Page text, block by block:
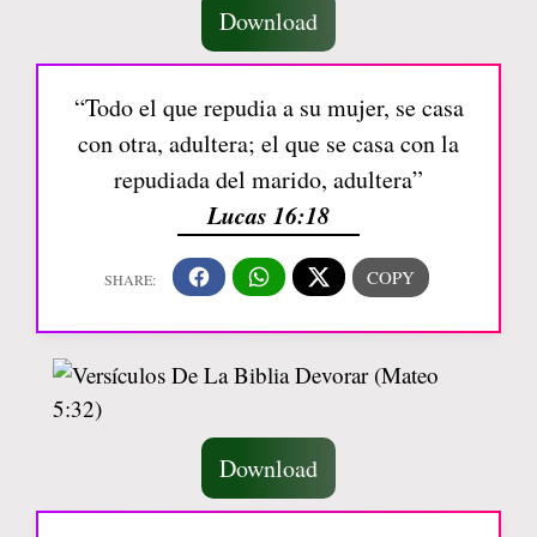
Download
“Todo el que repudia a su mujer, se casa
con otra, adultera; el que se casa con la
repudiada del marido, adultera”
Lucas 16:18
Download